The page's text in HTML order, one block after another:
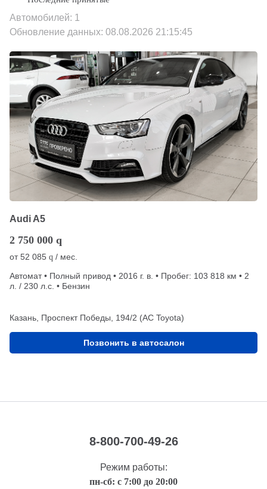
Автомобилей: 1
Обновление данных: 08.08.2026 21:15:45
Audi A5
2 750 000 q
от52 085 q / мес.
Автомат • Полный привод • 2016 г. в. • Пробег: 103 818 км • 2
л. / 230 л.с. • Бензин
Казань, Проспект Победы, 194/2 (АС Toyota)
Позвонить в автосалон
8-800-700-49-26
Режим работы:
пн-сб: с 7:00 до 20:00